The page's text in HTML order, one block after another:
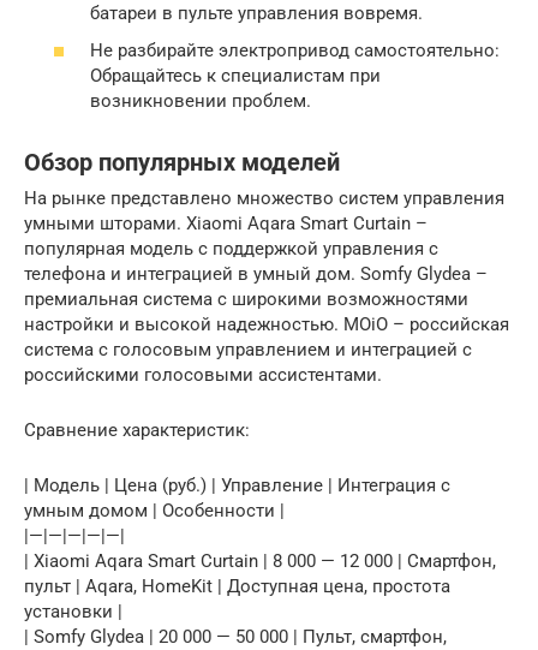
батареи в пульте управления вовремя.
Не разбирайте электропривод самостоятельно:
Обращайтесь к специалистам при
возникновении проблем.
Обзор популярных моделей
На рынке представлено множество систем управления
умными шторами. Xiaomi Aqara Smart Curtain –
популярная модель с поддержкой управления с
телефона и интеграцией в умный дом. Somfy Glydea –
премиальная система с широкими возможностями
настройки и высокой надежностью. MOiO – российская
система с голосовым управлением и интеграцией с
российскими голосовыми ассистентами.
Сравнение характеристик:
| Модель | Цена (руб.) | Управление | Интеграция с
умным домом | Особенности |
|—|—|—|—|—|
| Xiaomi Aqara Smart Curtain | 8 000 — 12 000 | Смартфон,
пульт | Aqara, HomeKit | Доступная цена, простота
установки |
| Somfy Glydea | 20 000 — 50 000 | Пульт, смартфон,